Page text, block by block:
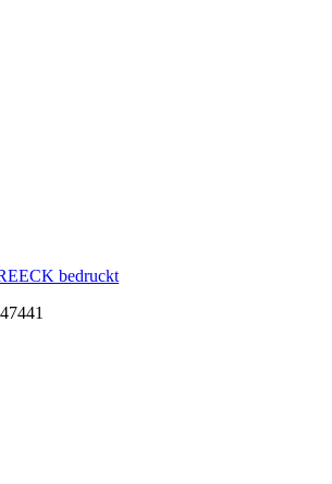
bedruckt
47441